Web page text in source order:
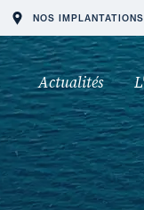
NOS IMPLANTATIONS
Actualités